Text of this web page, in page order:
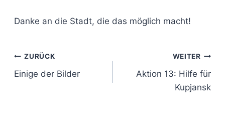
Danke an die Stadt, die das möglich macht!
Beitragsnavigation
ZURÜCK
Einige der Bilder
WEITER
Aktion 13: Hilfe für
Kupjansk